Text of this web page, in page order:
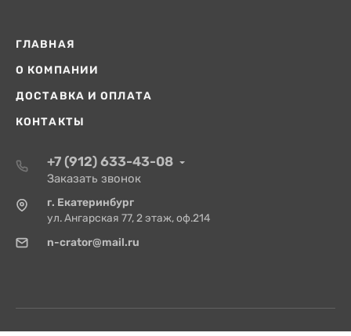
ГЛАВНАЯ
О КОМПАНИИ
ДОСТАВКА И ОПЛАТА
КОНТАКТЫ
+7 (912) 633-43-08
Заказать звонок
г. Екатеринбург
ул. Ангарская 77, 2 этаж, оф.214
n-crator@mail.ru